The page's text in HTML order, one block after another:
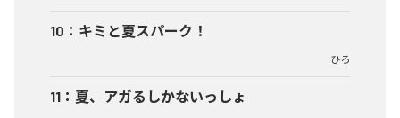
10 ： キミと夏スパーク！
ひろ
11 ： 夏、アガるしかないっしょ